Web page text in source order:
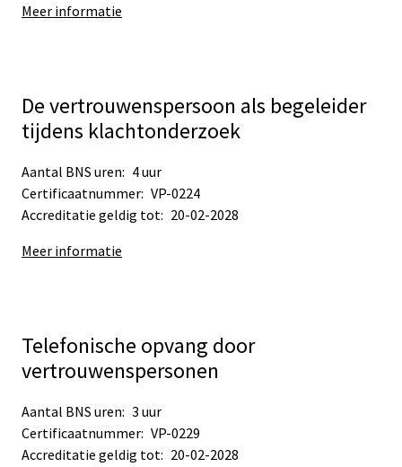
Meer informatie
De vertrouwenspersoon als begeleider
tijdens klachtonderzoek
Aantal BNS uren: 4 uur
Certificaatnummer: VP-0224
Accreditatie geldig tot: 20-02-2028
Meer informatie
Telefonische opvang door
vertrouwenspersonen
Aantal BNS uren: 3 uur
Certificaatnummer: VP-0229
Accreditatie geldig tot: 20-02-2028